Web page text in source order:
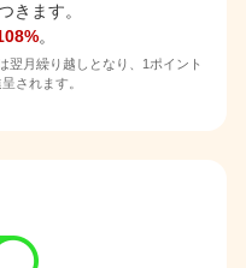
きます。
。
月繰り越しとなり、1ポイント
されます。